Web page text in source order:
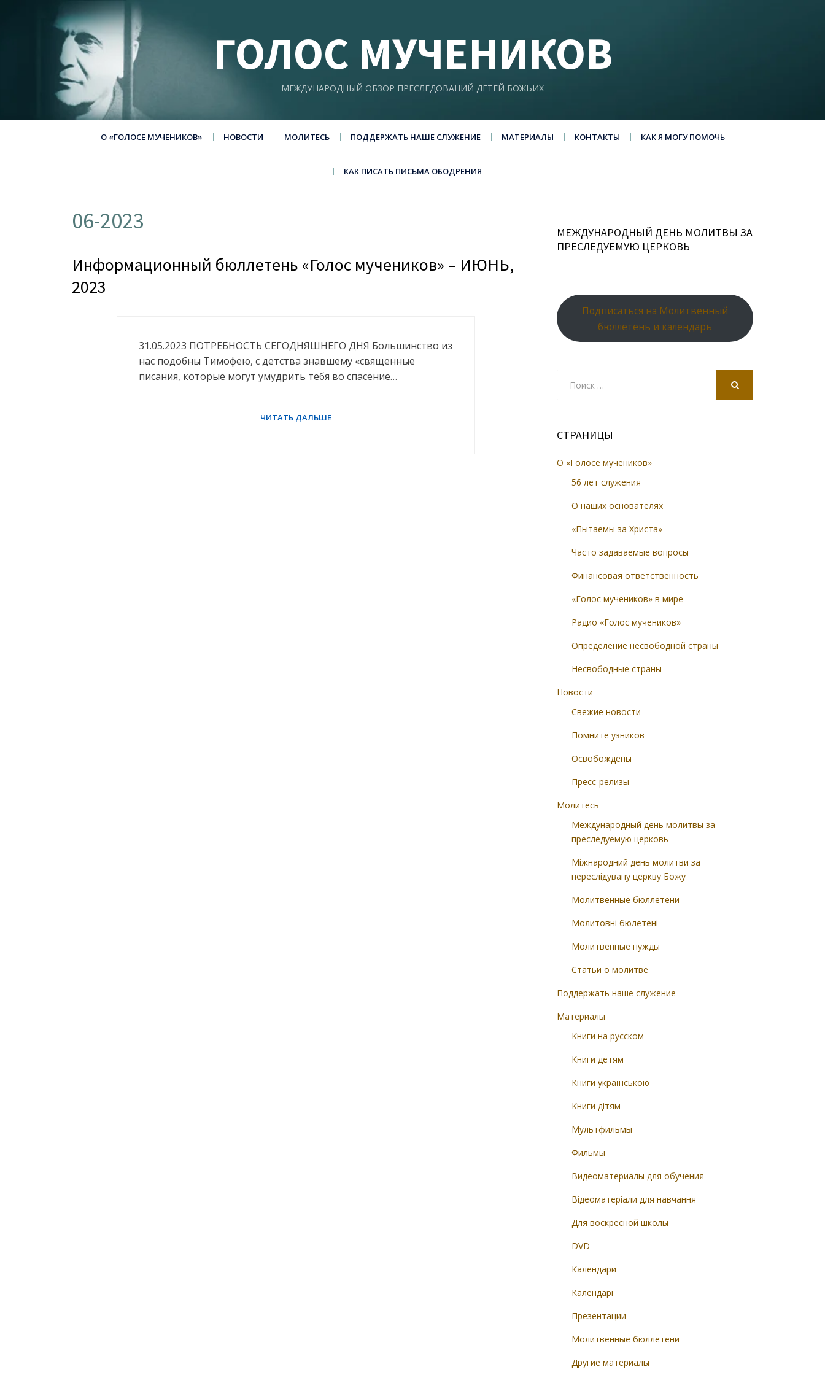
ГОЛОС МУЧЕНИКОВ
МЕЖДУНАРОДНЫЙ ОБЗОР ПРЕСЛЕДОВАНИЙ ДЕТЕЙ БОЖЬИХ
О «ГОЛОСЕ МУЧЕНИКОВ» НОВОСТИ МОЛИТЕСЬ ПОДДЕРЖАТЬ НАШЕ СЛУЖЕНИЕ МАТЕРИАЛЫ КОНТАКТЫ КАК Я МОГУ ПОМОЧЬ
КАК ПИСАТЬ ПИСЬМА ОБОДРЕНИЯ
06-2023
Информационный бюллетень «Голос мучеников» – ИЮНЬ,
2023
31.05.2023 ПОТРЕБНОСТЬ СЕГОДНЯШНЕГО ДНЯ Большинство из
нас подобны Тимофею, с детства знавшему «священные
писания, которые могут умудрить тебя во спасение…
МЕЖДУНАРОДНЫЙ ДЕНЬ МОЛИТВЫ ЗА
ПРЕСЛЕДУЕМУЮ ЦЕРКОВЬ
Подписаться на Молитвенный
бюллетень и календарь
СТРАНИЦЫ
О «Голосе мучеников»
56 лет служения
О наших основателях
«Пытаемы за Христа»
Часто задаваемые вопросы
Финансовая ответственность
«Голос мучеников» в мире
Радио «Голос мучеников»
Определение несвободной страны
Несвободные страны
Новости
Свежие новости
Помните узников
Освобождены
Пресс-релизы
Молитесь
Международный день молитвы за
преследуемую церковь
Міжнародний день молитви за
переслідувану церкву Божу
Молитвенные бюллетени
Молитовні бюлетені
Молитвенные нужды
Статьи о молитве
Поддержать наше служение
Материалы
Книги на русском
Книги детям
Книги українською
Книги дітям
Мультфильмы
Фильмы
Видеоматериалы для обучения
Відеоматеріали для навчання
Для воскресной школы
DVD
Календари
Календарі
Презентации
Молитвенные бюллетени
Другие материалы